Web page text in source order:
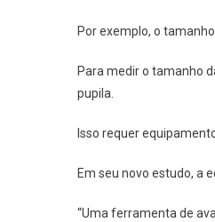
Por exemplo, o
Para medir o tamanho
pupila.
Isso requer
Em seu novo estudo, a
“Uma ferramenta de